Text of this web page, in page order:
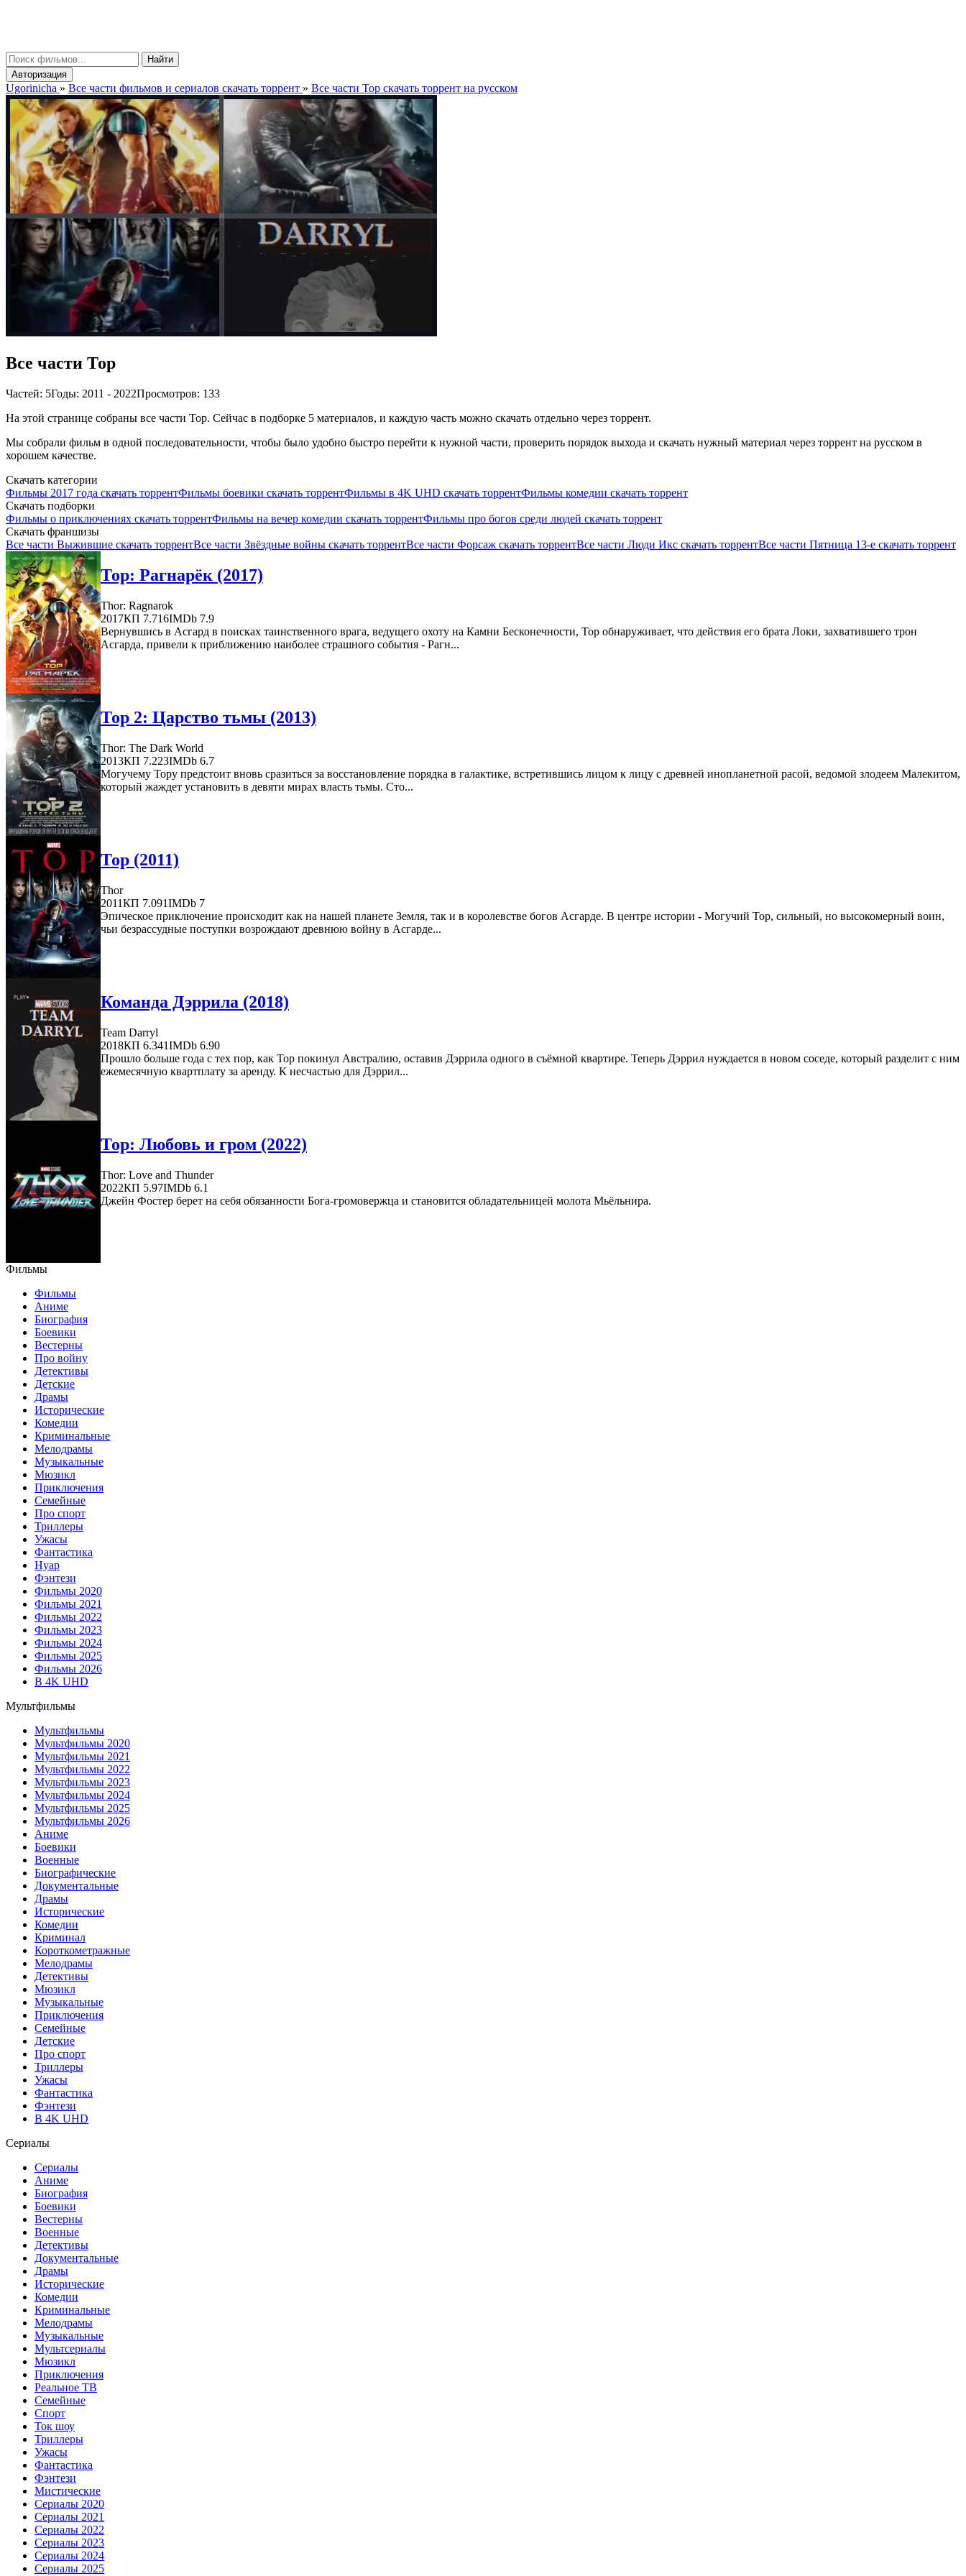
Найти
Авторизация
Ugorinicha » Все части фильмов и сериалов скачать торрент » Все части Тор скачать торрент на русском
Все части Тор
Частей: 5Годы: 2011 - 2022Просмотров: 133
На этой странице собраны все части Тор. Сейчас в подборке 5 материалов, и каждую часть можно скачать отдельно через торрент.
Мы собрали фильм в одной последовательности, чтобы было удобно быстро перейти к нужной части, проверить порядок выхода и скачать нужный материал через торрент на русском в
хорошем качестве.
Скачать категории
Фильмы 2017 года скачать торрентФильмы боевики скачать торрентФильмы в 4K UHD скачать торрентФильмы комедии скачать торрент
Скачать подборки
Фильмы о приключениях скачать торрентФильмы на вечер комедии скачать торрентФильмы про богов среди людей скачать торрент
Скачать франшизы
Все части Выжившие скачать торрентВсе части Звёздные войны скачать торрентВсе части Форсаж скачать торрентВсе части Люди Икс скачать торрентВсе части Пятница 13-е скачать торрент
Тор: Рагнарёк (2017)
Thor: Ragnarok
2017КП 7.716IMDb 7.9
Вернувшись в Асгард в поисках таинственного врага, ведущего охоту на Камни Бесконечности, Тор обнаруживает, что действия его брата Локи, захватившего трон
Асгарда, привели к приближению наиболее страшного события - Рагн...
Тор 2: Царство тьмы (2013)
Thor: The Dark World
2013КП 7.223IMDb 6.7
Могучему Тору предстоит вновь сразиться за восстановление порядка в галактике, встретившись лицом к лицу с древней инопланетной расой, ведомой злодеем Малекитом,
который жаждет установить в девяти мирах власть тьмы. Сто...
Тор (2011)
Thor
2011КП 7.091IMDb 7
Эпическое приключение происходит как на нашей планете Земля, так и в королевстве богов Асгарде. В центре истории - Могучий Тор, сильный, но высокомерный воин,
чьи безрассудные поступки возрождают древнюю войну в Асгарде...
Команда Дэррила (2018)
Team Darryl
2018КП 6.341IMDb 6.90
Прошло больше года с тех пор, как Тор покинул Австралию, оставив Дэррила одного в съёмной квартире. Теперь Дэррил нуждается в новом соседе, который разделит с ним
ежемесячную квартплату за аренду. К несчастью для Дэррил...
Тор: Любовь и гром (2022)
Thor: Love and Thunder
2022КП 5.97IMDb 6.1
Джейн Фостер берет на себя обязанности Бога-громовержца и становится обладательницей молота Мьёльнира.
Фильмы
Фильмы
Аниме
Биография
Боевики
Вестерны
Про войну
Детективы
Детские
Драмы
Исторические
Комедии
Криминальные
Мелодрамы
Музыкальные
Мюзикл
Приключения
Семейные
Про спорт
Триллеры
Ужасы
Фантастика
Нуар
Фэнтези
Фильмы 2020
Фильмы 2021
Фильмы 2022
Фильмы 2023
Фильмы 2024
Фильмы 2025
Фильмы 2026
В 4K UHD
Мультфильмы
Мультфильмы
Мультфильмы 2020
Мультфильмы 2021
Мультфильмы 2022
Мультфильмы 2023
Мультфильмы 2024
Мультфильмы 2025
Мультфильмы 2026
Аниме
Боевики
Военные
Биографические
Документальные
Драмы
Исторические
Комедии
Криминал
Короткометражные
Мелодрамы
Детективы
Мюзикл
Музыкальные
Приключения
Семейные
Детские
Про спорт
Триллеры
Ужасы
Фантастика
Фэнтези
В 4K UHD
Сериалы
Сериалы
Аниме
Биография
Боевики
Вестерны
Военные
Детективы
Документальные
Драмы
Исторические
Комедии
Криминальные
Мелодрамы
Музыкальные
Мультсериалы
Мюзикл
Приключения
Реальное ТВ
Семейные
Спорт
Ток шоу
Триллеры
Ужасы
Фантастика
Фэнтези
Мистические
Сериалы 2020
Сериалы 2021
Сериалы 2022
Сериалы 2023
Сериалы 2024
Сериалы 2025